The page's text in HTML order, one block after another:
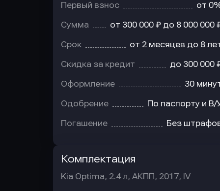
Первый взнос от
Сумма от 300 000 ₽ до 8 000 000
Срок от 2 месяцев до 8
Скидка за кредит до 300 000
Оформление 30
Одобрение По паспорту и В/
Погашение Без
Комплектация
Kia Optima, 2.4 л, АКПП, 2017, IV